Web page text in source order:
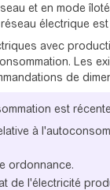
et en mode
électrique
avec
Les
de
est
à
ordonnance.
de l'électricité